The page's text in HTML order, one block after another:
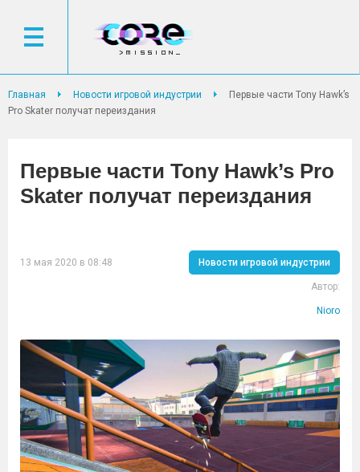
Главная Новости игровой индустрии
Первые части Tony Hawk’s
Pro Skater получат переиздания
Первые части Tony Hawk’s Pro
Skater получат переиздания
13 мая 2020 в 08:48 Новости игровой индустрии
Автор:
Nioro